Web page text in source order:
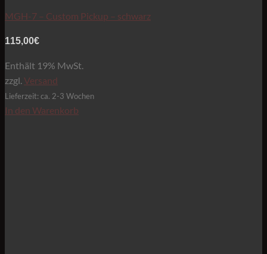
MGH-7 – Custom Pickup – schwarz
115,00€
Enthält 19% MwSt.
zzgl.Versand
Lieferzeit: ca. 2-3 Wochen
In den Warenkorb